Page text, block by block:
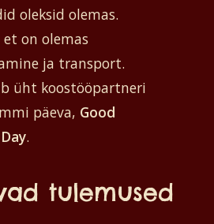
oleksid olemas.
et on olemas
ja transport.
üht koostööpartneri
päeva, Good
Day.
tulemused